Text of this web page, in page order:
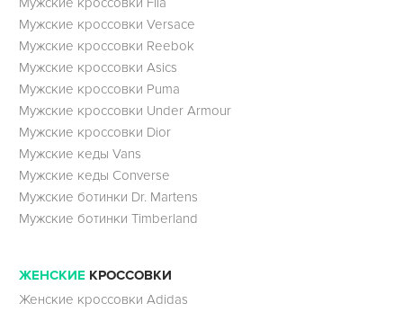
Мужские кроссовки Versace
Мужские кроссовки Reebok
Мужские кроссовки Asics
Мужские кроссовки Puma
Мужские кроссовки Under Armour
Мужские кроссовки Dior
Мужские кеды Vans
Мужские кеды Converse
Мужские ботинки Dr. Martens
Мужские ботинки Timberland
ЖЕНСКИЕ КРОССОВКИ
Женские кроссовки Adidas